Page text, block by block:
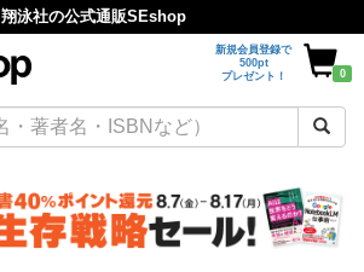
翔泳社の公式通販SEshop
新規会員登録で
500pt
プレゼント！
0